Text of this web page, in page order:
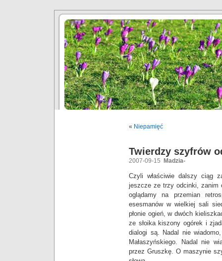
« Niepamięć
Twierdzy szyfrów
2007-09-15 Madzia-
Czyli właściwie dalszy ciąg
jeszcze ze trzy odcinki, zanim
oglądamy na przemian
esesmanów w wielkiej sali
płonie ogień, w dwóch
ze słoika kiszony ogórek i
dialogi są. Nadal nie
Małaszyńskiego. Nadal nie
przez Gruszkę. O maszynie